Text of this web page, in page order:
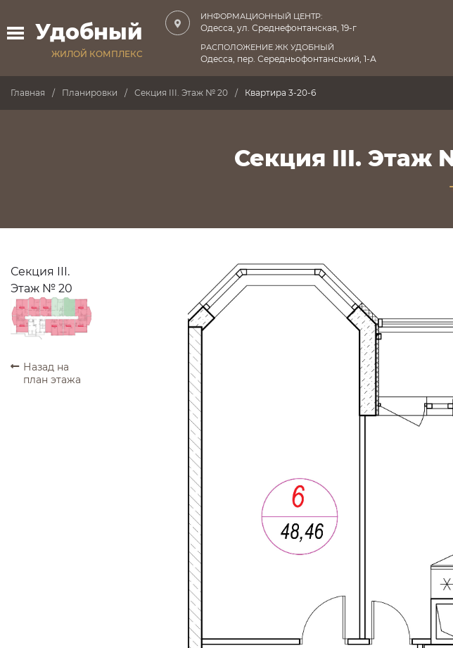
Удобный
ЖИЛОЙ КОМПЛЕКС
ИНФОРМАЦИОННЫЙ ЦЕНТР:
Одесса, ул. Среднефонтанская, 19-г
РАСПОЛОЖЕНИЕ ЖК УДОБНЫЙ
Одесса, пер. Середньофонтанський, 1-А
Главная Планировки Секция III. Этаж № 20 Квартира 3-20-6
Секция III. Этаж
Секция III.
Этаж № 20
ПРОДАНО
Назад на
план этажа